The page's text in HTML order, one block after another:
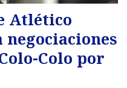
Atlético
Colo por